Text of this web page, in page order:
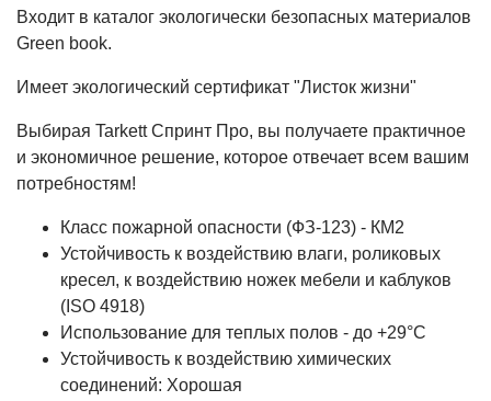
Входит в каталог экологически безопасных материалов
Green book.
Имеет экологический сертификат "Листок жизни"
Выбирая Tarkett Спринт Про, вы получаете практичное
и экономичное решение, которое отвечает всем вашим
потребностям!
Класс пожарной опасности (ФЗ-123) - КМ2
Устойчивость к воздействию влаги, роликовых
кресел, к воздействию ножек мебели и каблуков
(ISO 4918)
Использование для теплых полов - до +29°С
Устойчивость к воздействию химических
соединений: Хорошая